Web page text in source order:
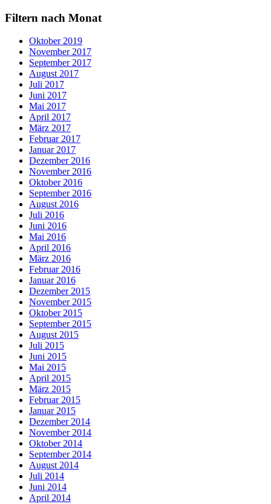
Filtern nach Monat
Oktober 2019
November 2017
September 2017
August 2017
Juli 2017
Juni 2017
Mai 2017
April 2017
März 2017
Februar 2017
Januar 2017
Dezember 2016
November 2016
Oktober 2016
September 2016
August 2016
Juli 2016
Juni 2016
Mai 2016
April 2016
März 2016
Februar 2016
Januar 2016
Dezember 2015
November 2015
Oktober 2015
September 2015
August 2015
Juli 2015
Juni 2015
Mai 2015
April 2015
März 2015
Februar 2015
Januar 2015
Dezember 2014
November 2014
Oktober 2014
September 2014
August 2014
Juli 2014
Juni 2014
April 2014